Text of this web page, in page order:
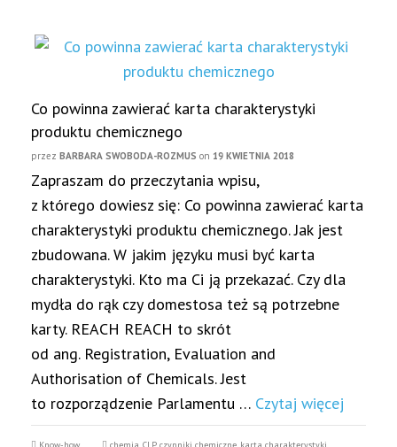
Co powinna zawierać karta charakterystyki
produktu chemicznego
przez BARBARA SWOBODA-ROZMUS on 19 KWIETNIA 2018
Zapraszam do przeczytania wpisu,
z którego dowiesz się: Co powinna zawierać karta
charakterystyki produktu chemicznego. Jak jest
zbudowana. W jakim języku musi być karta
charakterystyki. Kto ma Ci ją przekazać. Czy dla
mydła do rąk czy domestosa też są potrzebne
karty. REACH REACH to skrót
od ang. Registration, Evaluation and
Authorisation of Chemicals. Jest
to rozporządzenie Parlamentu … Czytaj więcej